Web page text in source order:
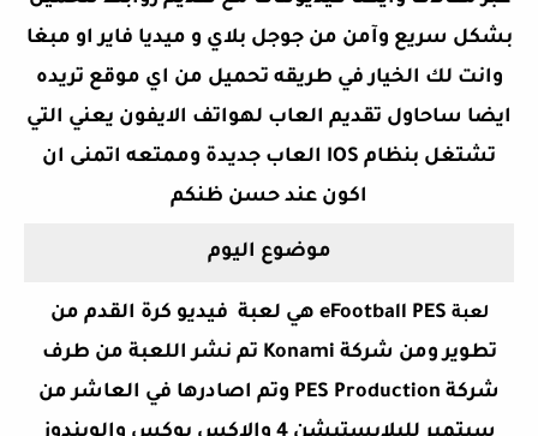
بشكل سريع وآمن من جوجل بلاي و ميديا فاير او مبغا
وانت لك الخيار في طريقه تحميل من اي موقع تريده
ايضا ساحاول تقديم العاب لهواتف الايفون يعني التي
تشتغل بنظام IOS العاب جديدة وممتعه اتمنى ان
اكون عند حسن ظنكم
موضوع اليوم
لعبة eFootball PES هي لعبة فيديو كرة القدم من
تطوير ومن شركة Konami تم نشر اللعبة من طرف
شركة PES Production وتم اصادرها في العاشر من